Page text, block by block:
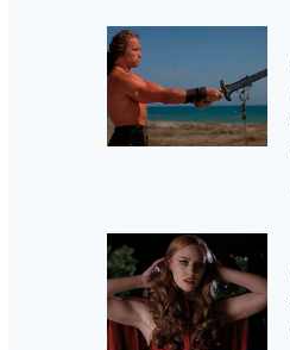
interrupciones
en los vuelos de
Air Europa para
quienes vuelan
PorJ.J. González Haro
febrero 12, 2026